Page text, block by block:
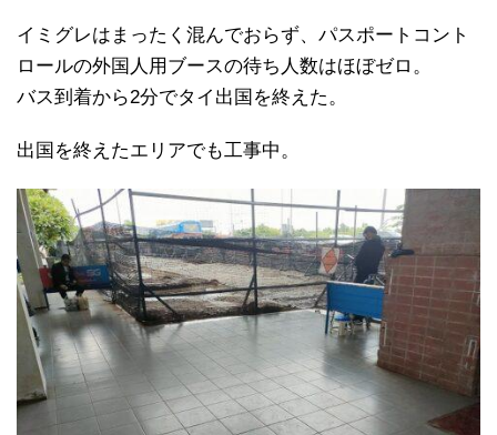
イミグレはまったく混んでおらず、パスポートコント
ロールの外国人用ブースの待ち人数はほぼゼロ。
バス到着から2分でタイ出国を終えた。
出国を終えたエリアでも工事中。